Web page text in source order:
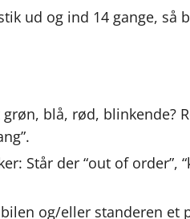
ud og ind 14 gange, så
grøn, blå, rød, blinkende?
Står der “out of order”,
og/eller standeren